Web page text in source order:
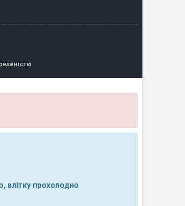
влітку прохолодно